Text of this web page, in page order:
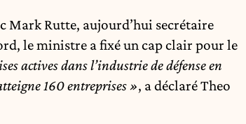
Mark Rutte, aujourd’hui secrétaire
le ministre a fixé un cap clair pour le
actives dans l’industrie de défense en
160 entreprises », a déclaré Theo